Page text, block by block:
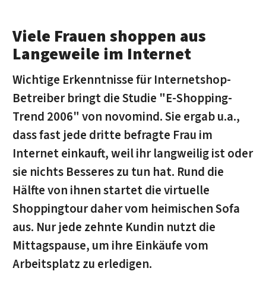
Viele Frauen shoppen aus
Langeweile im Internet
Wichtige Erkenntnisse für Internetshop-
Betreiber bringt die Studie "E-Shopping-
Trend 2006" von novomind. Sie ergab u.a.,
dass fast jede dritte befragte Frau im
Internet einkauft, weil ihr langweilig ist oder
sie nichts Besseres zu tun hat. Rund die
Hälfte von ihnen startet die virtuelle
Shoppingtour daher vom heimischen Sofa
aus. Nur jede zehnte Kundin nutzt die
Mittagspause, um ihre Einkäufe vom
Arbeitsplatz zu erledigen.